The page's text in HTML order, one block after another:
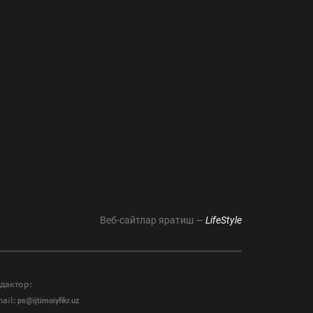
Веб-сайтлар яратиш — LifeStyle
ps@ijtimoiyfikr.uz